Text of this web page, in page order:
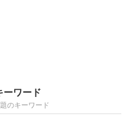
ーワード
のキーワード